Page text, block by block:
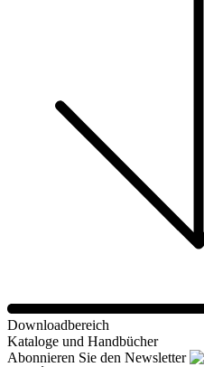
Downloadbereich
Kataloge und Handbücher
Abonnieren Sie den Newsletter